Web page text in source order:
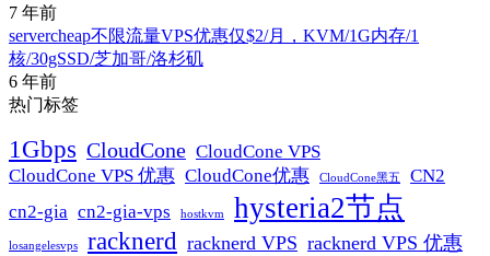
7 年前
servercheap不限流量VPS优惠仅$2/月，KVM/1G内存/1
核/30gSSD/芝加哥/洛杉矶
6 年前
热门标签
1Gbps CloudCone CloudCone VPS
CloudCone VPS 优惠 CloudCone优惠 CloudCone黑五
CN2
cn2-gia cn2-gia-vps hostkvm hysteria2节点
losangelesvps racknerd racknerd VPS racknerd VPS 优惠